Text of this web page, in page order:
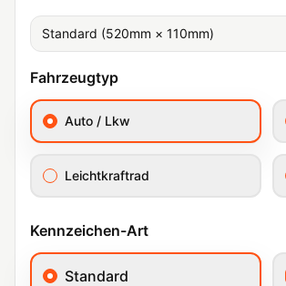
Standard (520mm × 110mm)
Fahrzeugtyp
Auto / Lkw
Leichtkraftrad
Kennzeichen-Art
Standard